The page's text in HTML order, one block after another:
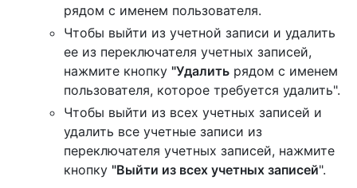
рядом с именем пользователя.
Чтобы выйти из учетной записи и удалить
ее из переключателя учетных записей,
нажмите кнопку "Удалить рядом с именем
пользователя, которое требуется удалить".
Чтобы выйти из всех учетных записей и
удалить все учетные записи из
переключателя учетных записей, нажмите
кнопку "Выйти из всех учетных записей".